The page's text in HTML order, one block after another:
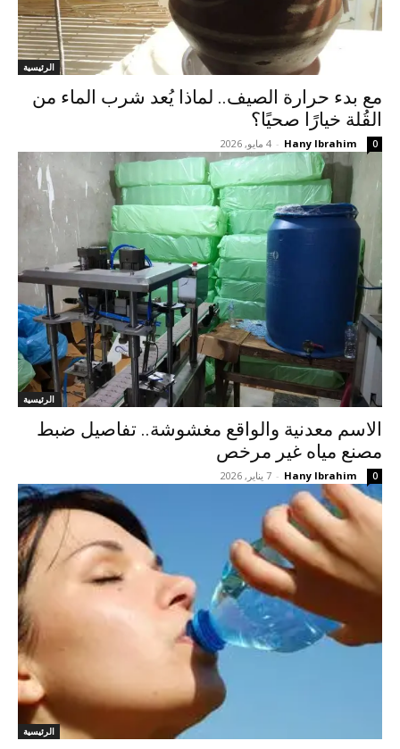
الرئيسية
مع بدء حرارة الصيف.. لماذا يُعد شرب الماء من
القُلة خيارًا صحيًا؟
Hany Ibrahim
- 4 مايو, 2026 0
الرئيسية
الاسم معدنية والواقع مغشوشة.. تفاصيل ضبط
مصنع مياه غير مرخص
Hany Ibrahim
- 7 يناير, 2026 0
الرئيسية